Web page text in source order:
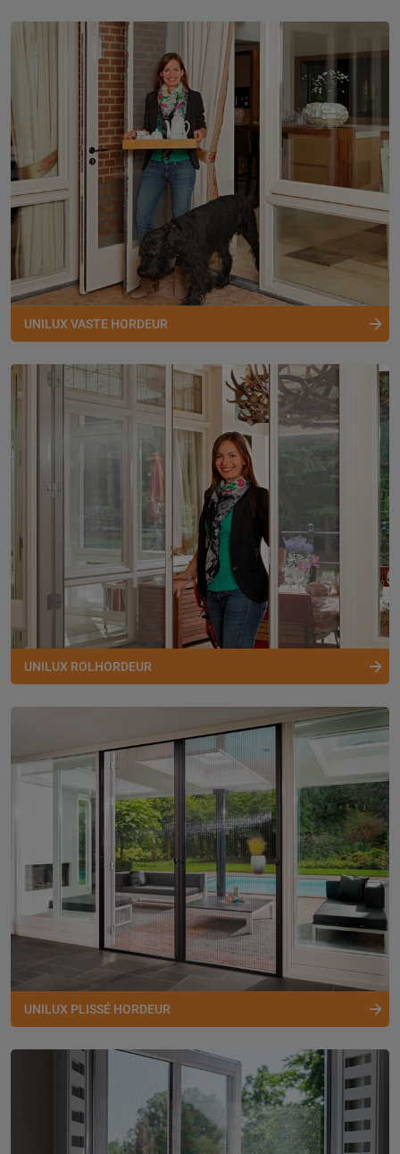
UNILUX VASTE HORDEUR
UNILUX ROLHORDEUR
UNILUX PLISSÉ HORDEUR